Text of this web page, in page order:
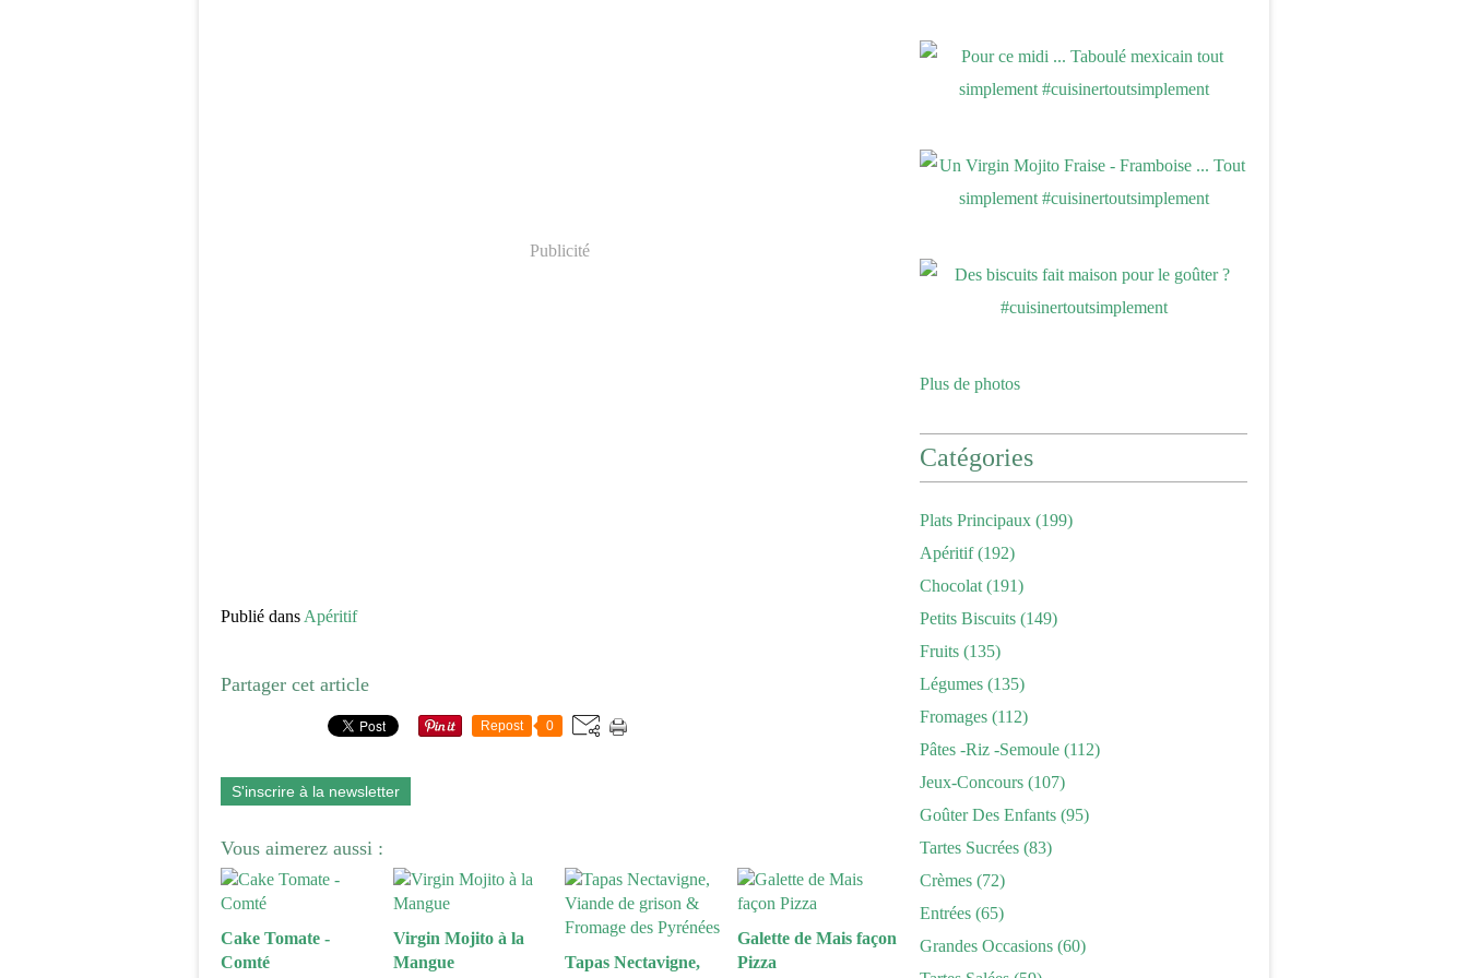
Publicité
Publié dans Apéritif
Partager cet article
Repost 0
S'inscrire à la newsletter
Vous aimerez aussi :
Cake Tomate -
Comté
Virgin Mojito à la
Mangue
Tapas Nectavigne,
Galette de Mais façon
Pizza
Plus de photos
Catégories
Plats Principaux (199)
Apéritif(192)
Chocolat (191)
Petits Biscuits (149)
Fruits (135)
Légumes (135)
Fromages (112)
Pâtes -riz -semoule (112)
Jeux-Concours (107)
Goûter Des Enfants (95)
Tartes Sucrées (83)
Crèmes (72)
Entrées (65)
Grandes Occasions (60)